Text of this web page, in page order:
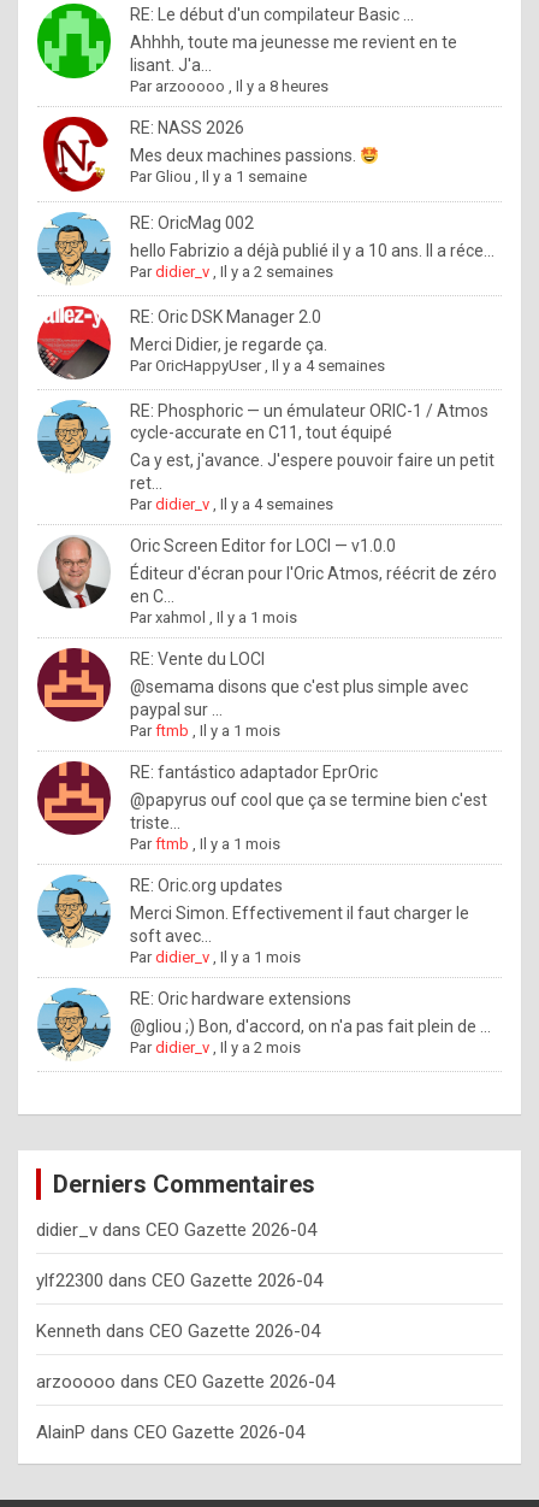
m
a
d
b
y
o
l
e
x
.
I
f
y
o
u
w
a
n
t
o
n
o
w
h
o
w
o
e
y
o
u
s
h
o
RE: Le début d'un compilateur Basic ...
Ahhhh, toute ma jeunesse me revient en te
lisant. J'a...
Par arzooooo ,Il y a 8 heures
RE: NASS 2026
Mes deux machines passions.
ParGliou ,Il y a 1 semaine
RE: OricMag 002
hello Fabrizio a déjà publié il y a 10 ans. Il a réce...
Pardidier_v ,Il y a 2 semaines
RE: Oric DSK Manager 2.0
Merci Didier, je regarde ça.
ParOricHappyUser,Il y a 4 semaines
RE: Phosphoric — un émulateur ORIC-1 / Atmos
cycle-accurate en C11, tout équipé
Ca y est, j'avance. J'espere pouvoir faire un petit
ret...
Pardidier_v ,Il y a 4 semaines
Oric Screen Editor for LOCI — v1.0.0
Éditeur d'écran pour l'Oric Atmos, réécrit de zéro
en C...
Parxahmol ,Il y a 1 mois
RE: Vente du LOCI
@semama disons que c'est plus simple avec
paypal sur ...
Parftmb ,Il y a 1 mois
RE: fantástico adaptador EprOric
@papyrus ouf cool que ça se termine bien c'est
triste...
Parftmb ,Il y a 1 mois
RE: Oric.org updates
Merci Simon. Effectivement il faut charger le
soft avec...
Pardidier_v ,Il y a 1 mois
RE: Oric hardware extensions
@gliou ;) Bon, d'accord, on n'a pas fait plein de ...
Pardidier_v ,Il y a 2 mois
Derniers Commentaires
didier_v dans CEO Gazette 2026-04
ylf22300 dans CEO Gazette 2026-04
Kenneth dans CEO Gazette 2026-04
arzooooo dans CEO Gazette 2026-04
AlainP dans CEO Gazette 2026-04